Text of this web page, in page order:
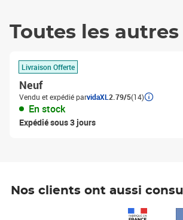
Toutes les
Livraison Offerte
Neuf
Vendu et expédié parvidaXL 2.79/5(14)
En stock
Expédié sous 3 jours
Nos clients ont aussi
Prix